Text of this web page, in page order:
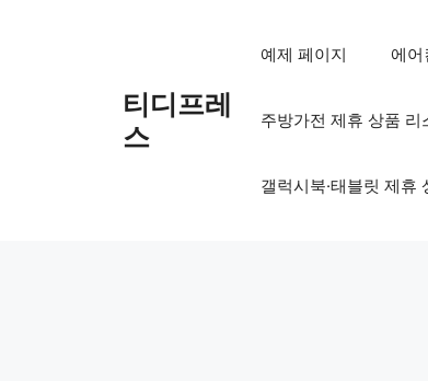
티디프레
스
예제 페이지 에어
주방가전 제휴 상품 리
갤럭시북·태블릿 제휴